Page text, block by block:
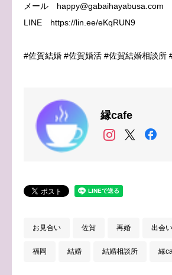
メール happy@gabaihayabusa.com
LINE https://lin.ee/eKqRUN9
#佐賀結婚 #佐賀婚活 #佐賀結婚相談所
縁cafe
お見合い 佐賀 再婚 出会い
福岡 結婚 結婚相談所 縁